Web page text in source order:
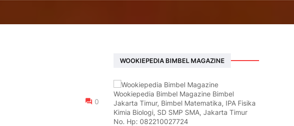
0
WOOKIEPEDIA BIMBEL MAGAZINE
Wookiepedia Bimbel Magazine Bimbel
Jakarta Timur, Bimbel Matematika, IPA Fisika
Kimia Biologi, SD SMP SMA, Jakarta Timur
No. Hp: 082210027724